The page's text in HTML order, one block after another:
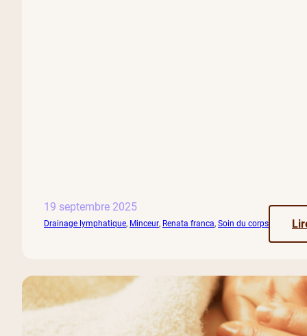
19 septembre 2025
Drainage lymphatique, Minceur, Renata franca, Soin du corps